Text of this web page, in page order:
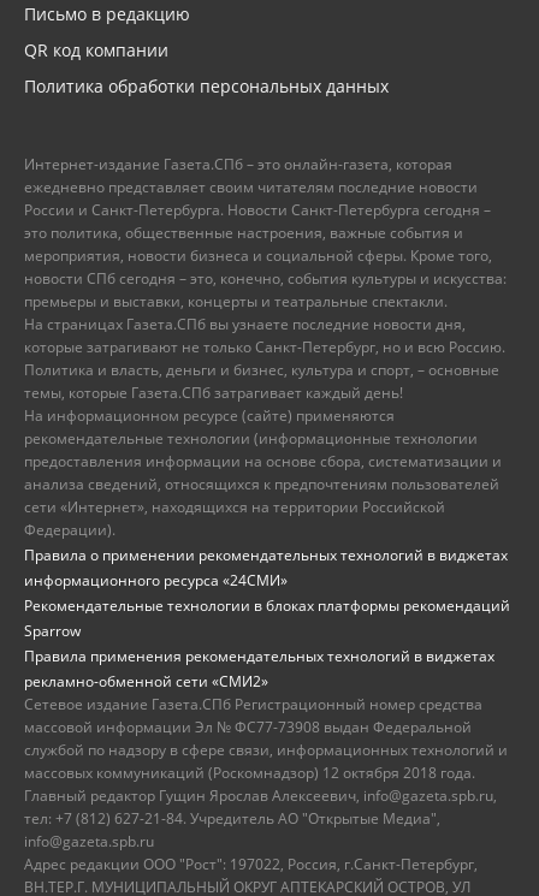
Письмо в редакцию
QR код компании
Политика обработки персональных данных
Интернет-издание Газета.СПб – это онлайн-газета, которая
ежедневно представляет своим читателям последние новости
России и Санкт-Петербурга. Новости Санкт-Петербурга сегодня –
это политика, общественные настроения, важные события и
мероприятия, новости бизнеса и социальной сферы. Кроме того,
новости СПб сегодня – это, конечно, события культуры и искусства:
премьеры и выставки, концерты и театральные спектакли.
На страницах Газета.СПб вы узнаете последние новости дня,
которые затрагивают не только Санкт-Петербург, но и всю Россию.
Политика и власть, деньги и бизнес, культура и спорт, – основные
темы, которые Газета.СПб затрагивает каждый день!
На информационном ресурсе (сайте) применяются
рекомендательные технологии (информационные технологии
предоставления информации на основе сбора, систематизации и
анализа сведений, относящихся к предпочтениям пользователей
сети «Интернет», находящихся на территории Российской
Федерации).
Правила о применении рекомендательных технологий в виджетах
информационного ресурса «24СМИ»
Рекомендательные технологии в блоках платформы рекомендаций
Sparrow
Правила применения рекомендательных технологий в виджетах
рекламно-обменной сети «СМИ2»
Сетевое издание Газета.СПб Регистрационный номер средства
массовой информации Эл № ФС77-73908 выдан Федеральной
службой по надзору в сфере связи, информационных технологий и
массовых коммуникаций (Роскомнадзор) 12 октября 2018 года.
Главный редактор Гущин Ярослав Алексеевич, info@gazeta.spb.ru,
тел: +7 (812) 627-21-84. Учредитель АО "Открытые Медиа",
info@gazeta.spb.ru
Адрес редакции ООО "Рост": 197022, Россия, г.Санкт-Петербург,
ВН.ТЕР.Г. МУНИЦИПАЛЬНЫЙ ОКРУГ АПТЕКАРСКИЙ ОСТРОВ, УЛ